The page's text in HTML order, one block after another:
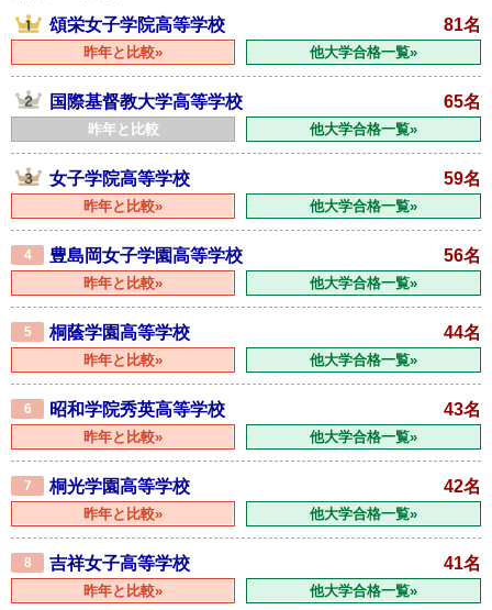
頌栄女子学院高等学校 81名
昨年と比較» 他大学合格一覧»
国際基督教大学高等学校 65名
昨年と比較 他大学合格一覧»
女子学院高等学校 59名
昨年と比較» 他大学合格一覧»
4 豊島岡女子学園高等学校 56名
昨年と比較» 他大学合格一覧»
5 桐蔭学園高等学校 44名
昨年と比較» 他大学合格一覧»
6 昭和学院秀英高等学校 43名
昨年と比較» 他大学合格一覧»
7 桐光学園高等学校 42名
昨年と比較» 他大学合格一覧»
8 吉祥女子高等学校 41名
昨年と比較» 他大学合格一覧»